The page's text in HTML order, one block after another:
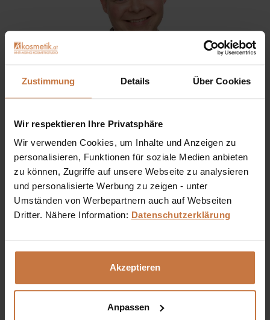
Zustimmung Details Über Cookies
Wir respektieren Ihre Privatsphäre
Wir verwenden Cookies, um Inhalte und Anzeigen zu
personalisieren, Funktionen für soziale Medien anbieten
zu können, Zugriffe auf unsere Webseite zu analysieren
und personalisierte Werbung zu zeigen - unter
Umständen von Werbepartnern auch auf Webseiten
Dritter. Nähere Information: Datenschutzerklärung
Akzeptieren
Anpassen
Sie haben eine Frage? Sie wünschen sich eine
Produktberatung oder wollen nur wissen, wie man das
kosmetische Produkt richtig anwendet?
Ich stehe Ihnen gerne persönlich zur Verfügung: